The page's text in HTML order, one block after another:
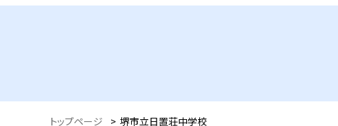
トップページ > 堺市立日置荘中学校